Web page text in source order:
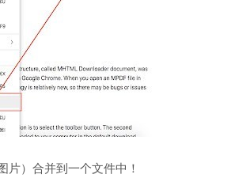
）合并到一个文件中！